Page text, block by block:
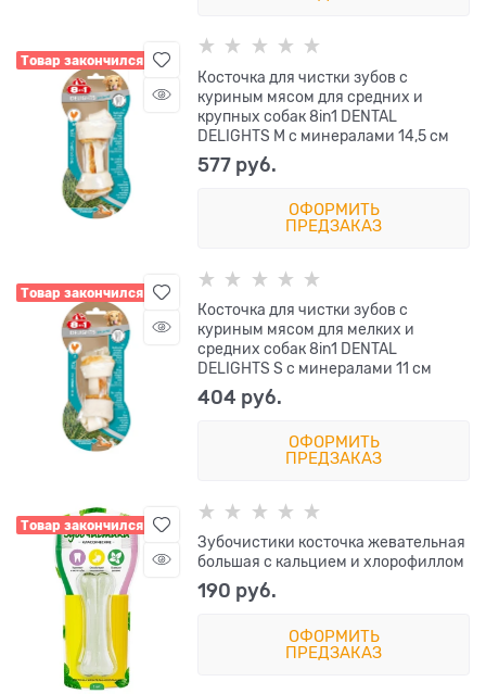
Товар закончился
Косточка для чистки зубов с
куриным мясом для средних и
крупных собак 8in1 DENTAL
DELIGHTS M с минералами 14,5 см
577 руб.
ОФОРМИТЬ
ПРЕДЗАКАЗ
Товар закончился
Косточка для чистки зубов с
куриным мясом для мелких и
средних собак 8in1 DENTAL
DELIGHTS S с минералами 11 см
404 руб.
ОФОРМИТЬ
ПРЕДЗАКАЗ
Товар закончился
Зубочистики косточка жевательная
большая с кальцием и хлорофиллом
190 руб.
ОФОРМИТЬ
ПРЕДЗАКАЗ